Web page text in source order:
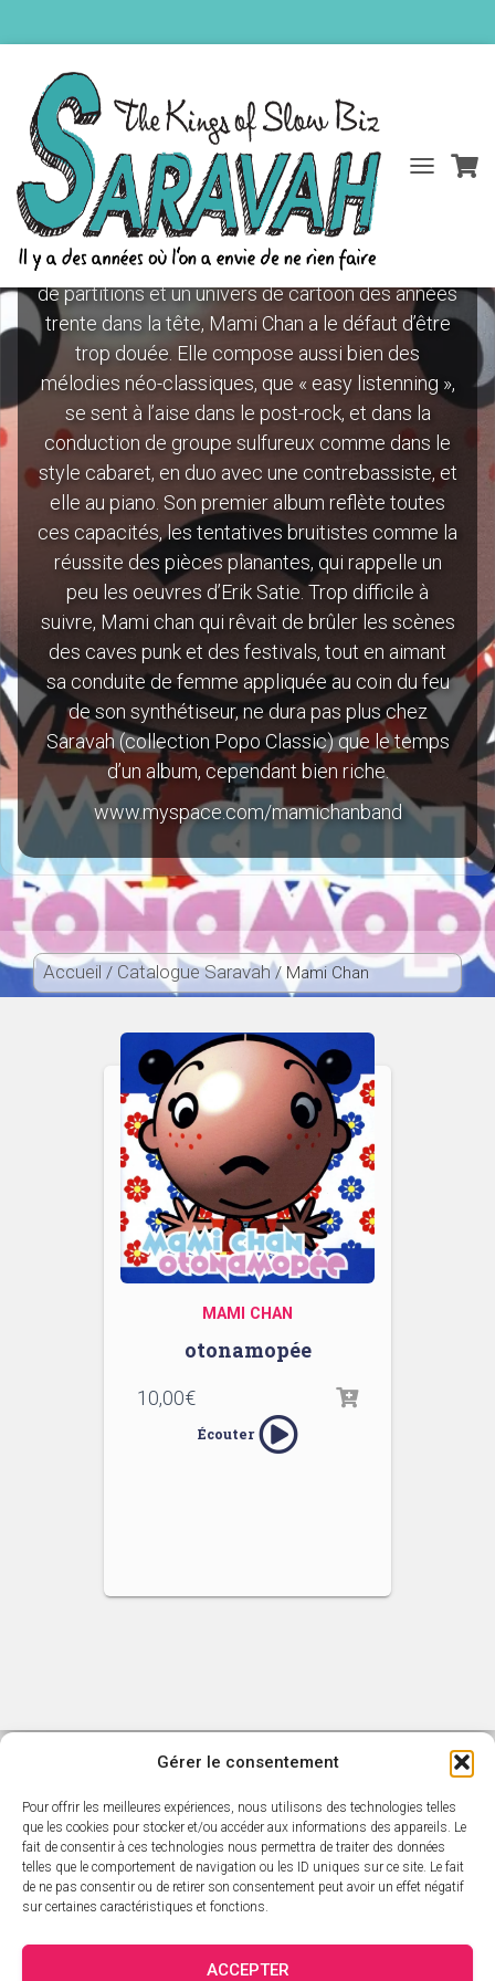
Gérer le consentement
Pour offrir les meilleures expériences, nous utilisons des technologies telles
que les cookies pour stocker et/ou accéder aux informations des appareils. Le
fait de consentir à ces technologies nous permettra de traiter des données
telles que le comportement de navigation ou les ID uniques sur ce site. Le fait
de ne pas consentir ou de retirer son consentement peut avoir un effet négatif
sur certaines caractéristiques et fonctions.
ACCEPTER
DÉPLIER
Mami Chan
Japonaise émigrée en France avec des valises
de partitions et un univers de cartoon des années
trente dans la tête, Mami Chan a le défaut d’être
trop douée. Elle compose aussi bien des
mélodies néo-classiques, que « easy listenning »,
se sent à l’aise dans le post-rock, et dans la
conduction de groupe sulfureux comme dans le
style cabaret, en duo avec une contrebassiste, et
elle au piano. Son premier album reflète toutes
ces capacités, les tentatives bruitistes comme la
réussite des pièces planantes, qui rappelle un
peu les oeuvres d’Erik Satie. Trop difficile à
suivre, Mami chan qui rêvait de brûler les scènes
des caves punk et des festivals, tout en aimant
sa conduite de femme appliquée au coin du feu
de son synthétiseur, ne dura pas plus chez
Saravah (collection Popo Classic) que le temps
d’un album, cependant bien riche.
www.myspace.com/mamichanband
Accueil / Catalogue Saravah / Mami Chan
MAMI CHAN
otonamopée
10,00€
Écouter
ACCUEIL L’ACTUALITÉ SARAVAH
CATALOGUE SARAVAH LES ARTISTES